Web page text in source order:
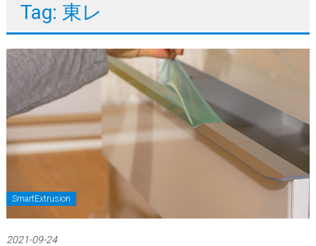
Tag: 東レ
SmartExtrusion
2021-09-24